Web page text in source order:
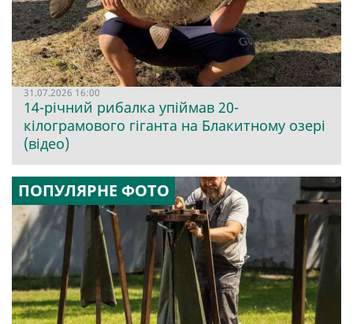
31.07.2026 16:00
14-річний рибалка упіймав 20-
кілограмового гіганта на Блакитному озері
(відео)
ПОПУЛЯРНЕ ФОТО